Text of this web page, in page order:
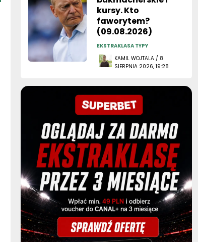
kursy. Kto
faworytem?
(09.08.2026)
EKSTRAKLASA TYPY
KAMIL WOJTALA / 8
SIERPNIA 2026, 19:28